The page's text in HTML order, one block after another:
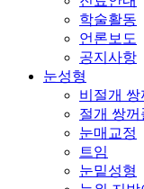
눈매교정
트임
눈밑성형
눈위 지방
중년눈성형
눈썹하거
눈재수술
쌍꺼풀 재
트임복원
코성형